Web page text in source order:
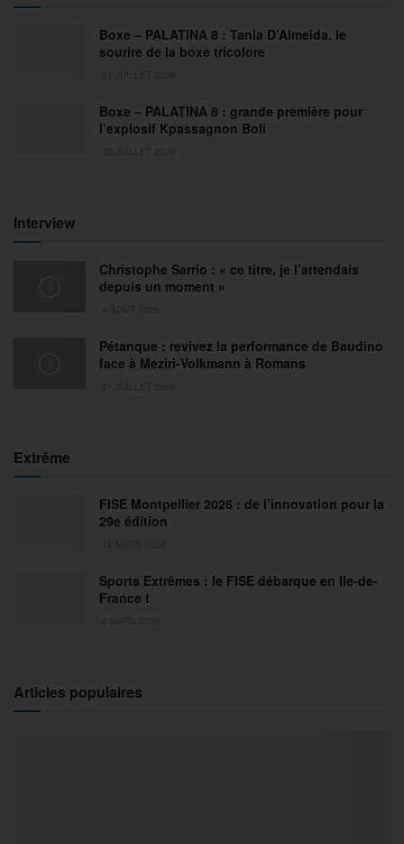
Boxe – PALATINA 8 : Tania D’Almeida, le
sourire de la boxe tricolore
Boxe – PALATINA 8 : grande première pour
l’explosif Kpassagnon Boli
Interview
Christophe Sarrio : « ce titre, je l’attendais
depuis un moment »
Pétanque : revivez la performance de Baudino
face à Meziri-Volkmann à Romans
Extrême
FISE Montpellier 2026 : de l’innovation pour la
29e édition
Sports Extrêmes : le FISE débarque en Ile-de-
France !
Articles populaires